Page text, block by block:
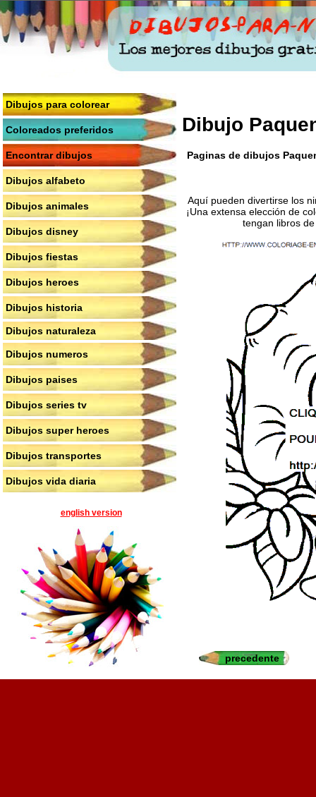
Dibujos para colorear
Coloreados preferidos
Encontrar dibujos
Dibujos alfabeto
Dibujos animales
Dibujos disney
Dibujos fiestas
Dibujos heroes
Dibujos historia
Dibujos naturaleza
Dibujos numeros
Dibujos paises
Dibujos series tv
Dibujos super heroes
Dibujos transportes
Dibujos vida diaria
english version
Dibujo
Paginas de dibujos
Aquí pueden divertirse los
¡Una extensa elección de
tengan libros
precedente